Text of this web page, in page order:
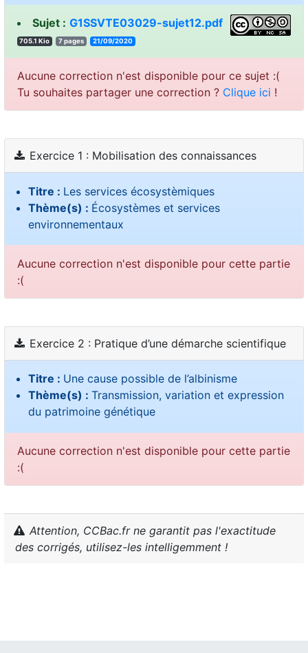
Sujet : G1SSVTE03029-sujet12.pdf
705.1 Kio 7 pages 21/09/2020
Aucune correction n'est disponible pour ce sujet :(
Tu souhaites partager une correction ? Clique ici !
Exercice 1 : Mobilisation des connaissances
Titre : Les services écosystèmiques
Thème(s) : Écosystèmes et services
environnementaux
Aucune correction n'est disponible pour cette partie
:(
Exercice 2 : Pratique d’une démarche scientifique
Titre : Une cause possible de l’albinisme
Thème(s) : Transmission, variation et expression
du patrimoine génétique
Aucune correction n'est disponible pour cette partie
:(
Attention, CCBac.fr ne garantit pas l'exactitude
des corrigés, utilisez-les intelligemment !